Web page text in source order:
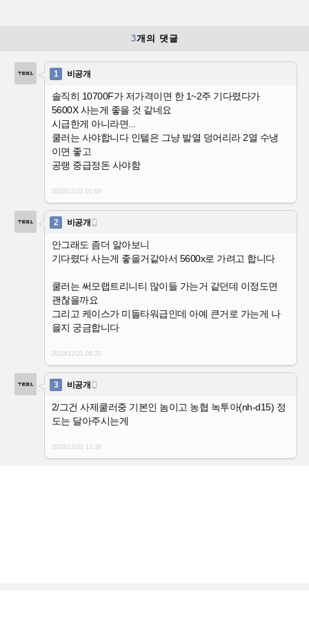
3개의 댓글
1 비공개
솔직히 10700F가 저가격이면 한 1~2주 기다렸다가
5600X 사는게 좋을 것 같네요
시급한게 아니라면...
쿨러는 사야합니다 인텔은 그냥 발열 덩어리라 2열 수냉
이면 좋고
공랭 중급정돈 사야함
2020/12/21 01:09
2 비공개 
안그래도 좀더 알아보니
기다렸다 사는게 좋을거같아서 5600x로 가려고 합니다
쿨러는 써모랩트리니티 많이들 가는거 같던데 이정도면
괜찮을까요
그리고 케이스가 미들타워급인데 아예 큰거로 가는게 나
을지 궁금합니다
2020/12/21 08:22
3 비공개 
2/그건 사제쿨러중 기본인 놈이고 농협 녹투아(nh-d15) 정
도는 달아주시는게
2020/12/21 12:36